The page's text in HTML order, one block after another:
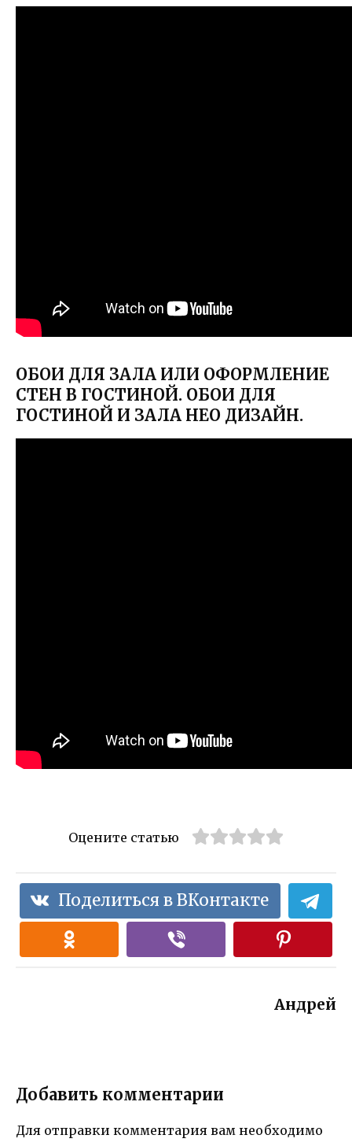
ОБОИ ДЛЯ ЗАЛА ИЛИ ОФОРМЛЕНИЕ
СТЕН В ГОСТИНОЙ. ОБОИ ДЛЯ
ГОСТИНОЙ И ЗАЛА НЕО ДИЗАЙН.
Оцените статью
Поделиться в ВКонтакте
Андрей
Добавить комментарии
Для отправки комментария вам необходимо